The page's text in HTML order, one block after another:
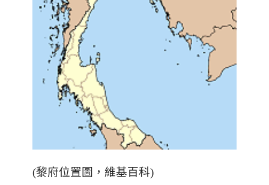
(黎府位置圖，維基百科)